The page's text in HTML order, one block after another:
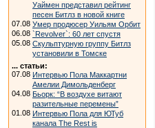
Уаймен представил рейтинг
песен Битлз в новой книге
07.08 Умер продюсер Уильям Орбит
06.08 `Revolver`: 60 лет спустя
05.08 Скульптурную группу Битлз
установили в Томске
... статьи:
07.08 Интервью Пола Маккартни
Амелии Димольденберг
04.08 Бьорк: “В воздухе витают
разительные перемены”
01.08 Интервью Пола для ЮТуб
канала The Rest is